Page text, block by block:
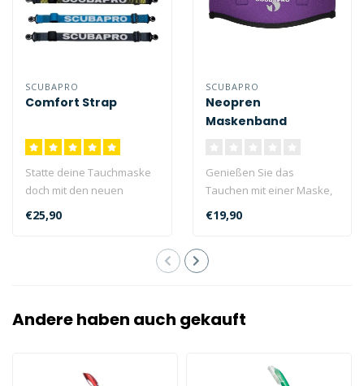
SCUBAPRO
Comfort Strap
Statte deine Tauchmaske
doch mit den neuen
Comfort Straps aus!
Comfort Straps ä..
€25,90
SCUBAPRO
Neopren
Maskenband
Genießen Sie das
Tauchen mit einer Maske,
die mit einem
Neoprenband
€19,90
Andere haben auch gekauft